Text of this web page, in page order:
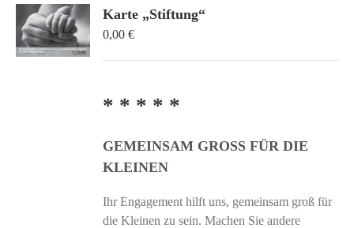
Karte „Stiftung“
0,00€
* * * * *
GEMEINSAM GROSS FÜR DIE
KLEINEN
Ihr Engagement hilft uns, gemeinsam groß für
die Kleinen zu sein. Machen Sie andere